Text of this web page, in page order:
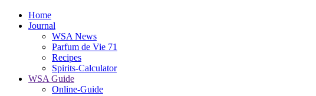
Home
Journal
WSA News
Parfum de Vie 71
Recipes
Spirits-Calculator
WSA Guide
Online-Guide